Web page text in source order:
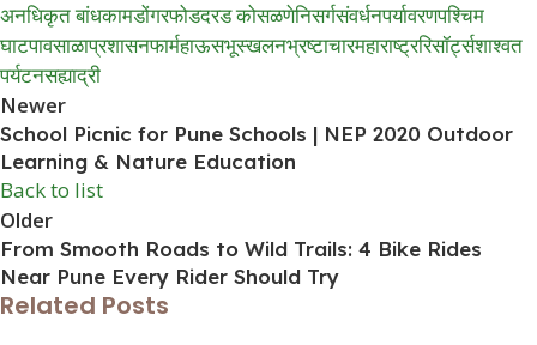
अनधिकृत बांधकामडोंगरफोडदरड कोसळणेनिसर्गसंवर्धनपर्यावरणपश्चिम
घाटपावसाळाप्रशासनफार्महाऊसभूस्खलनभ्रष्टाचारमहाराष्ट्ररिसॉर्ट्सशाश्वत
पर्यटनसह्याद्री
Newer
School Picnic for Pune Schools | NEP 2020 Outdoor
Learning & Nature Education
Back to list
Older
From Smooth Roads to Wild Trails: 4 Bike Rides
Near Pune Every Rider Should Try
Related Posts